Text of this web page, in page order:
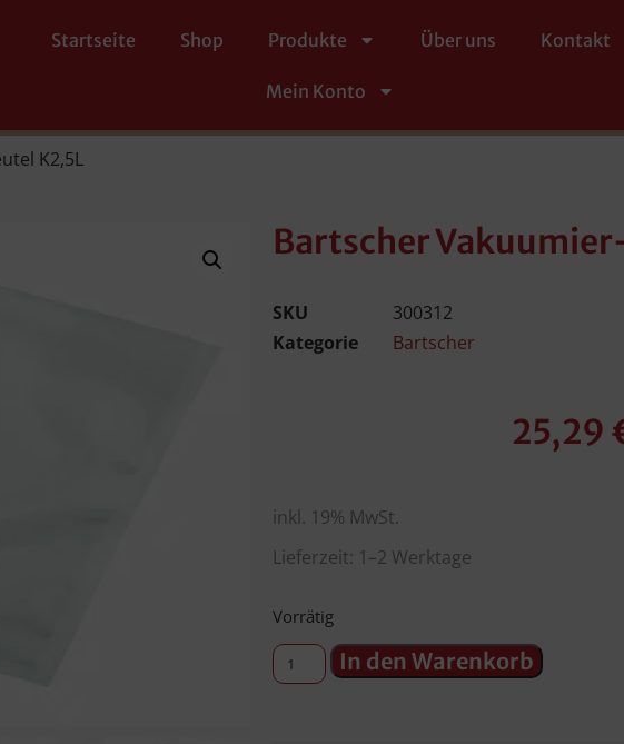
Startseite Shop Produkte Über uns Kontakt
Mein Konto
K2,5L
Bartscher
SKU
300312
Kategorie
Bartscher
25,29
inkl. 19% MwSt.
Lieferzeit: 1–2 Werktage
Vorrätig
In den Warenkorb